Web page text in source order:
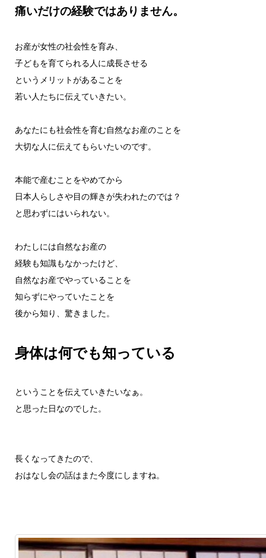
痛いだけの経験ではありません。
お産が女性の社会性を育み、
子どもを育てられる人に成長させる
というメリットがあることを
若い人たちに伝えていきたい。
あなたにも社会性を育む自然なお産のことを
大切な人に伝えてもらいたいのです。
本能で産むことをやめてから
日本人らしさや目の輝きが失われたのでは？
と思わずにはいられない。
わたしには自然なお産の
経験も知識もなかったけど、
自然なお産でやっていることを
知らずにやっていたことを
後から知り、驚きました。
身体は何でも知っている
ということを伝えていきたいなぁ。
と思った日なのでした。
長くなってきたので、
おはなし会の話はまた今度にしますね。